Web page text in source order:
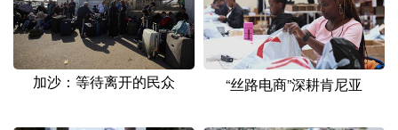
Deutsch Português
加沙：等待离开的民众 “丝路电商”深耕肯尼亚